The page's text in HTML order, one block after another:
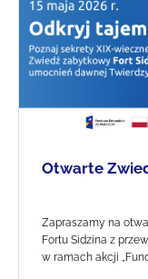
Otwarte
Zapraszamy na
Fortu Sidzina z
w ramach akcji